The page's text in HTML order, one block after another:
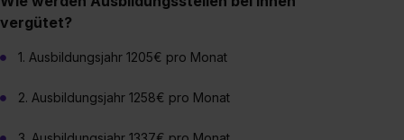
vergütet?
1. Ausbildungsjahr 1205€ pro Monat
2. Ausbildungsjahr 1258€ pro Monat